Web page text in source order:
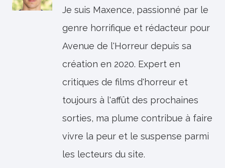
Je suis Maxence, passionné par le
genre horrifique et rédacteur pour
Avenue de l'Horreur depuis sa
création en 2020. Expert en
critiques de films d'horreur et
toujours à l'affût des prochaines
sorties, ma plume contribue à faire
vivre la peur et le suspense parmi
les lecteurs du site.